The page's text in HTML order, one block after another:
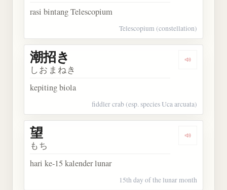
rasi bintang Telescopium
Telescopium (constellation)
Dengarkan
潮招き
しおまねき
kepiting biola
fiddler crab (esp. species Uca arcuata)
Dengarkan
望
もち
hari ke-15 kalender lunar
15th day of the lunar month